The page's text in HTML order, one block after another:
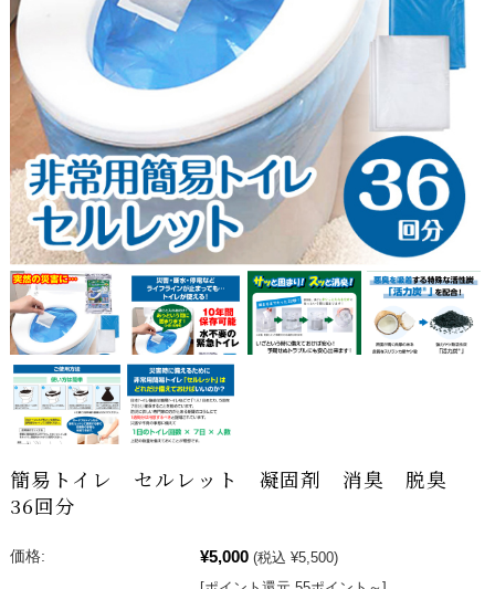
簡易トイレ セルレット 凝固剤 消臭 脱臭
36回分
価格: ¥5,000 (税込 ¥5,500)